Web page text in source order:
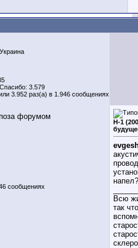
3.579
3.952 раз(а) в 1.946 сообщениях
сообщениях
H-1
Всю
так